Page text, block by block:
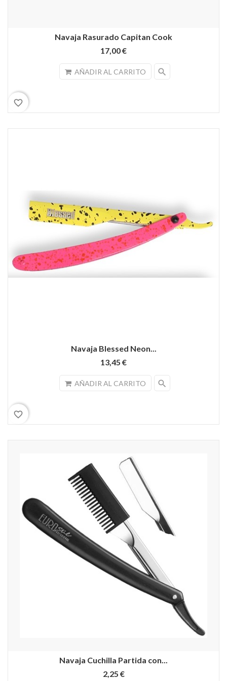
Navaja Rasurado Capitan Cook
17,00 €
AÑADIR AL CARRITO search
favorite_border
Navaja Blessed Neon...
13,45 €
AÑADIR AL CARRITO search
favorite_border
Navaja Cuchilla Partida con...
2,25 €